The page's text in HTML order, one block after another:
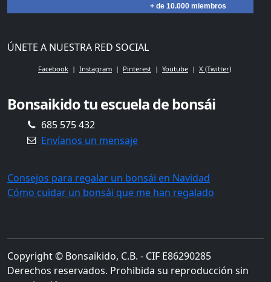
+ de 10.000 miembros
ÚNETE A NUESTRA RED SOCIAL
Facebook Instagram Pinterest Youtube X (Twitter)
Bonsaikido tu escuela de bonsái
685 575 432
Envíanos un mensaje
Consejos para regalar un bonsái en Navidad
Cómo cuidar un bonsái que me han regalado
Copyright © Bonsaikido, C.B. - CIF E86290285
Derechos reservados. Prohibida su reproducción sin